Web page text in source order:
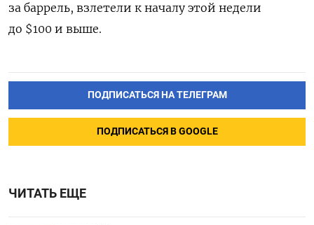
за баррель, взлетели к началу этой недели
до $100 и выше.
ПОДПИСАТЬСЯ НА ТЕЛЕГРАМ
ПОДПИСАТЬСЯ В GOOGLE
ЧИТАТЬ ЕЩЕ